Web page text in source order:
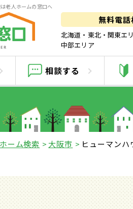
老人ホームの窓口へ
無料電
北海道・東北・関東エ
中部エリア
相談する ヒ
ーム検索 大阪市 ヒューマンハ